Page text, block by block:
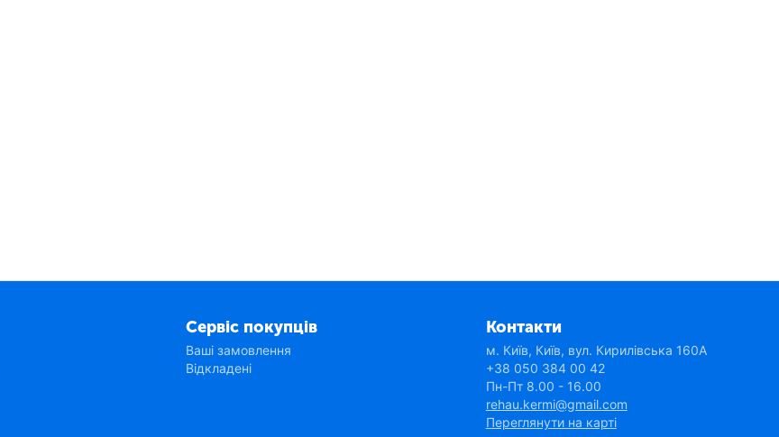
Сервіс покупців
Ваші замовлення
Відкладені
Контакти
м. Київ, Київ, вул. Кирилівська 160А
+38 050 384 00 42
Пн-Пт 8.00 - 16.00
rehau.kermi@gmail.com
Переглянути на карті